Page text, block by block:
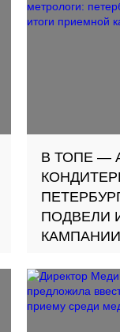
улучшить
В ТОПЕ —
ПОДВЕЛИ
поступают